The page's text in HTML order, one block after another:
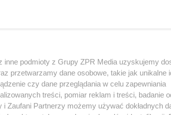
inne podmioty z Grupy ZPR Media uzyskujemy
przetwarzamy dane osobowe, takie jak unikalne
czy dane przeglądania w celu zapewniania
treści, pomiar reklam i treści, badanie
Zaufani Partnerzy możemy używać dokładnych